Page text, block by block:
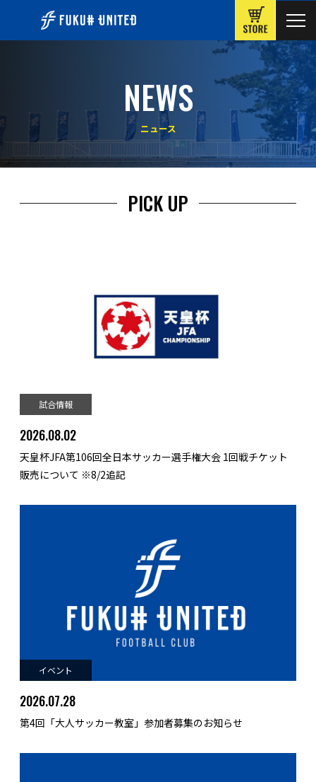
NEWS
ニュース
PICK UP
試合情報
2026.08.02
天皇杯JFA第106回全日本サッカー選手権大会 1回戦チケット
販売について ※8/2追記
イベント
2026.07.28
第4回「大人サッカー教室」参加者募集のお知らせ